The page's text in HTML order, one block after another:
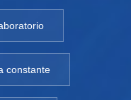
constante